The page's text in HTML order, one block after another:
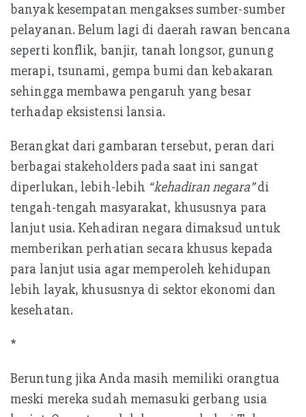
banyak kesempatan mengakses sumber-sumber
pelayanan. Belum lagi di daerah rawan bencana
seperti konflik, banjir, tanah longsor, gunung
merapi, tsunami, gempa bumi dan kebakaran
sehingga membawa pengaruh yang besar
terhadap eksistensi lansia.
Berangkat dari gambaran tersebut, peran dari
berbagai stakeholders pada saat ini sangat
diperlukan, lebih-lebih “kehadiran negara”di
tengah-tengah masyarakat, khususnya para
lanjut usia. Kehadiran negara dimaksud untuk
memberikan perhatian secara khusus kepada
para lanjut usia agar memperoleh kehidupan
lebih layak, khususnya di sektor ekonomi dan
kesehatan.
*
Beruntung jika Anda masih memiliki orangtua
meski mereka sudah memasuki gerbang usia